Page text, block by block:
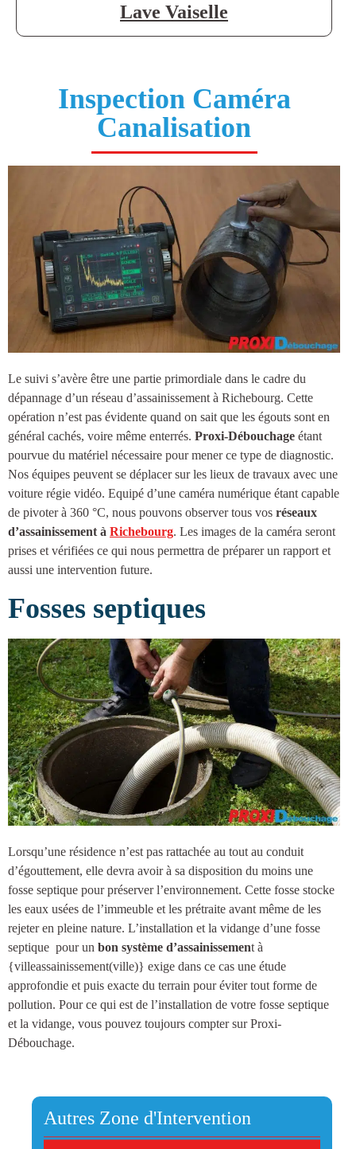
Lave Vaiselle
Inspection Caméra
Canalisation
Le suivi s’avère être une partie primordiale dans le cadre du
dépannage d’un réseau d’assainissement à Richebourg. Cette
opération n’est pas évidente quand on sait que les égouts sont en
général cachés, voire même enterrés. Proxi-Débouchage étant
pourvue du matériel nécessaire pour mener ce type de diagnostic.
Nos équipes peuvent se déplacer sur les lieux de travaux avec une
voiture régie vidéo. Equipé d’une caméra numérique étant capable
de pivoter à 360 °C, nous pouvons observer tous vos réseaux
d’assainissement à Richebourg. Les images de la caméra seront
prises et vérifiées ce qui nous permettra de préparer un rapport et
aussi une intervention future.
Fosses septiques
Lorsqu’une résidence n’est pas rattachée au tout au conduit
d’égouttement, elle devra avoir à sa disposition du moins une
fosse septique pour préserver l’environnement. Cette fosse stocke
les eaux usées de l’immeuble et les prétraite avant même de les
rejeter en pleine nature. L’installation et la vidange d’une fosse
septique pour un bon système d’assainissement à
{villeassainissement(ville)} exige dans ce cas une étude
approfondie et puis exacte du terrain pour éviter tout forme de
pollution. Pour ce qui est de l’installation de votre fosse septique
et la vidange, vous pouvez toujours compter sur Proxi-
Débouchage.
Autres Zone d'Intervention